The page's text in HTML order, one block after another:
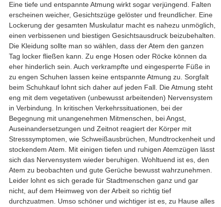
Eine tiefe und entspannte Atmung wirkt sogar verjüngend. Falten
erscheinen weicher, Gesichtszüge gelöster und freundlicher. Eine
Lockerung der gesamten Muskulatur macht es nahezu unmöglich,
einen verbissenen und biestigen Gesichtsausdruck beizubehalten.
Die Kleidung sollte man so wählen, dass der Atem den ganzen
Tag locker fließen kann. Zu enge Hosen oder Röcke können da
eher hinderlich sein. Auch verkrampfte und eingesperrte Füße in
zu engen Schuhen lassen keine entspannte Atmung zu. Sorgfalt
beim Schuhkauf lohnt sich daher auf jeden Fall. Die Atmung steht
eng mit dem vegetativen (unbewusst arbeitenden) Nervensystem
in Verbindung. In kritischen Verkehrssituationen, bei der
Begegnung mit unangenehmen Mitmenschen, bei Angst,
Auseinandersetzungen und Zeitnot reagiert der Körper mit
Stresssymptomen, wie Schweißausbrüchen, Mundtrockenheit und
stockendem Atem. Mit einigen tiefen und ruhigen Atemzügen lässt
sich das Nervensystem wieder beruhigen. Wohltuend ist es, den
Atem zu beobachten und gute Gerüche bewusst wahrzunehmen.
Leider lohnt es sich gerade für Stadtmenschen ganz und gar
nicht, auf dem Heimweg von der Arbeit so richtig tief
durchzuatmen. Umso schöner und wichtiger ist es, zu Hause alles